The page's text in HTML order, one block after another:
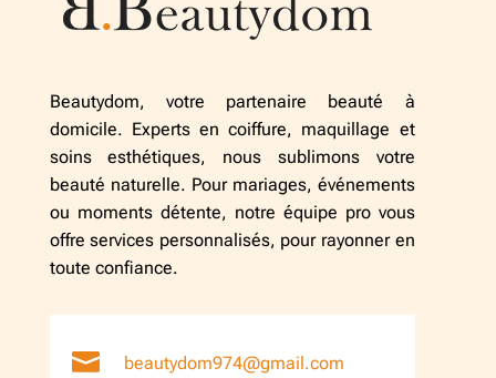
Beautydom, votre partenaire beauté à
domicile. Experts en coiffure, maquillage et
soins esthétiques, nous sublimons votre
beauté naturelle. Pour mariages, événements
ou moments détente, notre équipe pro vous
offre services personnalisés, pour rayonner en
toute confiance.
 beautydom974@gmail.com